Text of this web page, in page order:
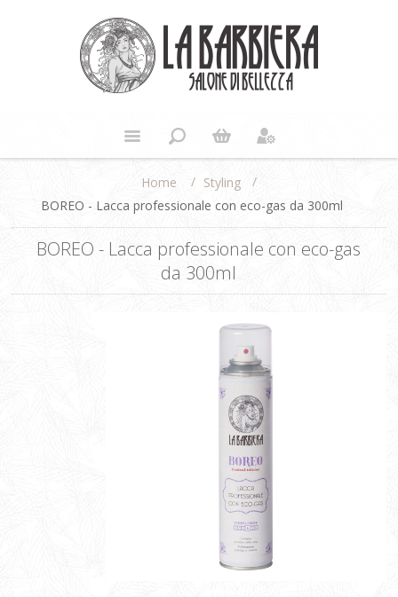
Home / Styling
/
BOREO - Lacca professionale con eco-gas da 300ml
BOREO - Lacca professionale con eco-gas
da 300ml